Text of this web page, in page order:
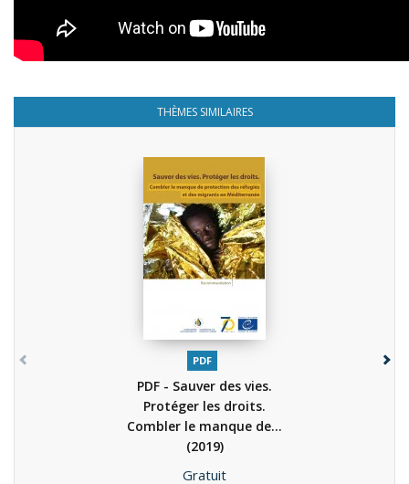
THÈMES SIMILAIRES
PDF
PDF - Sauver des vies.
Protéger les droits.
Combler le manque de...
(2019)
Prix
Gratuit